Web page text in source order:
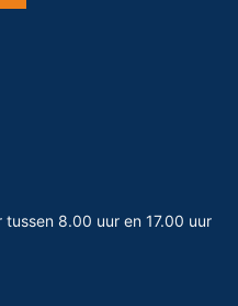
8.00 uur en 17.00 uur